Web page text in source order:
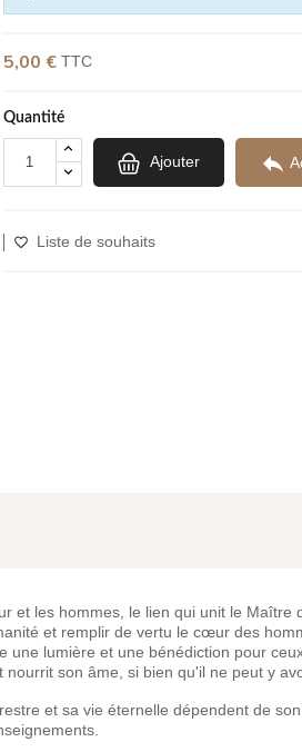
5,00 €TTC
Quantité
Ajouter 
Liste de souhaits
et les hommes, le lien qui unit le Maître
et remplir de vertu le cœur des
lumière et une bénédiction pour
son âme, si bien qu'il ne peut y
et sa vie éternelle dépendent de